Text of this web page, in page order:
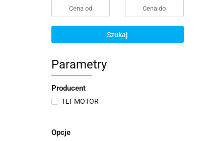
Szukaj
Parametry
Producent
TLT MOTOR
Opcje